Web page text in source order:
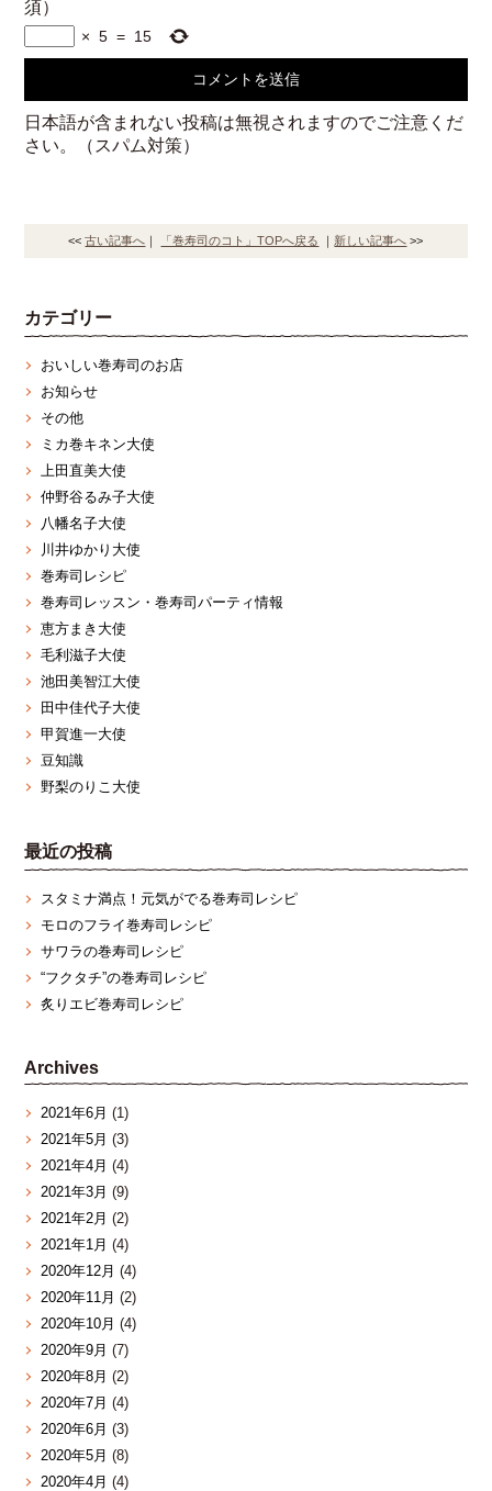
須）
× 5 = 15
日本語が含まれない投稿は無視されますのでご注意くだ
さい。（スパム対策）
<<古い記事へ ｜ 「巻寿司のコト」TOPへ戻る ｜ 新しい記事へ >>
カテゴリー
おいしい巻寿司のお店
お知らせ
その他
ミカ巻キネン大使
上田直美大使
仲野谷るみ子大使
八幡名子大使
川井ゆかり大使
巻寿司レシピ
巻寿司レッスン・巻寿司パーティ情報
恵方まき大使
毛利滋子大使
池田美智江大使
田中佳代子大使
甲賀進一大使
豆知識
野梨のりこ大使
最近の投稿
スタミナ満点！元気がでる巻寿司レシピ
モロのフライ巻寿司レシピ
サワラの巻寿司レシピ
“フクタチ”の巻寿司レシピ
炙りエビ巻寿司レシピ
Archives
2021年6月 (1)
2021年5月 (3)
2021年4月 (4)
2021年3月 (9)
2021年2月 (2)
2021年1月 (4)
2020年12月 (4)
2020年11月 (2)
2020年10月 (4)
2020年9月 (7)
2020年8月 (2)
2020年7月 (4)
2020年6月 (3)
2020年5月 (8)
2020年4月 (4)